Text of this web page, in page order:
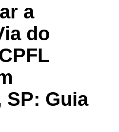
a
do
Guia